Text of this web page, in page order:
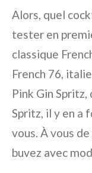
Alors, quel
tester en
classique
French 76,
Pink Gin Spritz,
Spritz, il y en a
vous. À vous
buvez avec